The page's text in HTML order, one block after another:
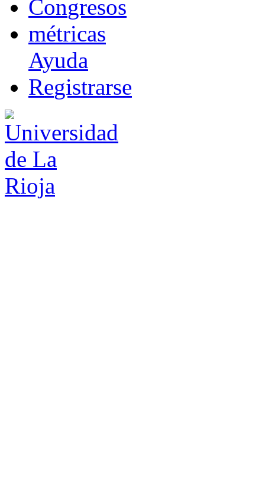
Congresos
métricas
Ayuda
Registrarse